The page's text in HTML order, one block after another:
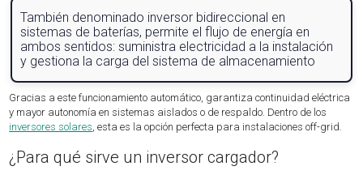
También denominado inversor bidireccional en
sistemas de baterías, permite el flujo de energía en
ambos sentidos: suministra electricidad a la instalación
y gestiona la carga del sistema de almacenamiento
Gracias a este funcionamiento automático, garantiza continuidad eléctrica
y mayor autonomía en sistemas aislados o de respaldo. Dentro de los
inversores solares , esta es la opción perfecta para instalaciones off-grid.
¿Para qué sirve un inversor cargador?